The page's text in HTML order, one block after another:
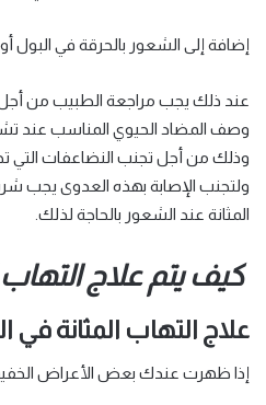
إضافة إلى الشعور بالحرقة في البول أو
عند ذلك يجب مراجعة الطبيب من أجل
وصف المضاد الحيوي المناسب عند
وذلك من أجل تجنب النضاعفات التي
ولتجنب الإصابة بهذه العدوى يجب شرب
المثانة عند الشعور بالحاجة لذلك.
كيف يتم علاج التهاب
علاج التهاب المثانة في
إذا ظهرت عندك بعض الأعراض